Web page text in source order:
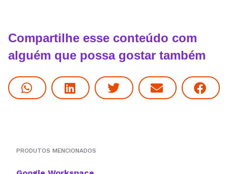
Compartilhe esse conteúdo com
alguém que possa gostar também
PRODUTOS MENCIONADOS